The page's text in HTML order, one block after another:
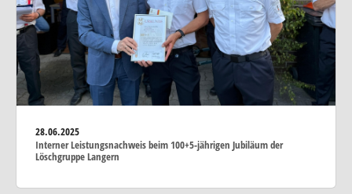
28.06.2025
Interner Leistungsnachweis beim 100+5-jährigen Jubiläum der
Löschgruppe Langern